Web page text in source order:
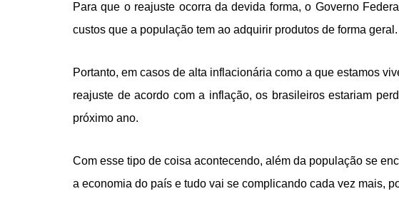
Para que o reajuste ocorra da devida forma, o Governo
custos que a população tem ao adquirir produtos de forma geral.
Portanto, em casos de alta inflacionária como a que estamos
reajuste de acordo com a inflação, os brasileiros estariam
próximo ano.
Com esse tipo de coisa acontecendo, além da população se
a economia do país e tudo vai se complicando cada vez mais,